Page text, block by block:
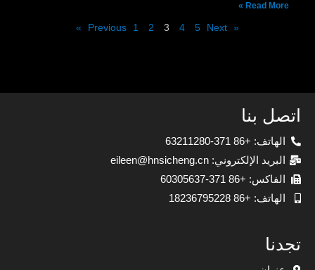
Read More »
« Previous
1 2 3 4 5 Next »
اتصل بنا
الهاتف: +86 371-63211280
البريد الإلكتروني: eileen@hnsicheng.cn
الفاكس: +86 371-60305637
الهاتف: +86 18236795228
تجدنا